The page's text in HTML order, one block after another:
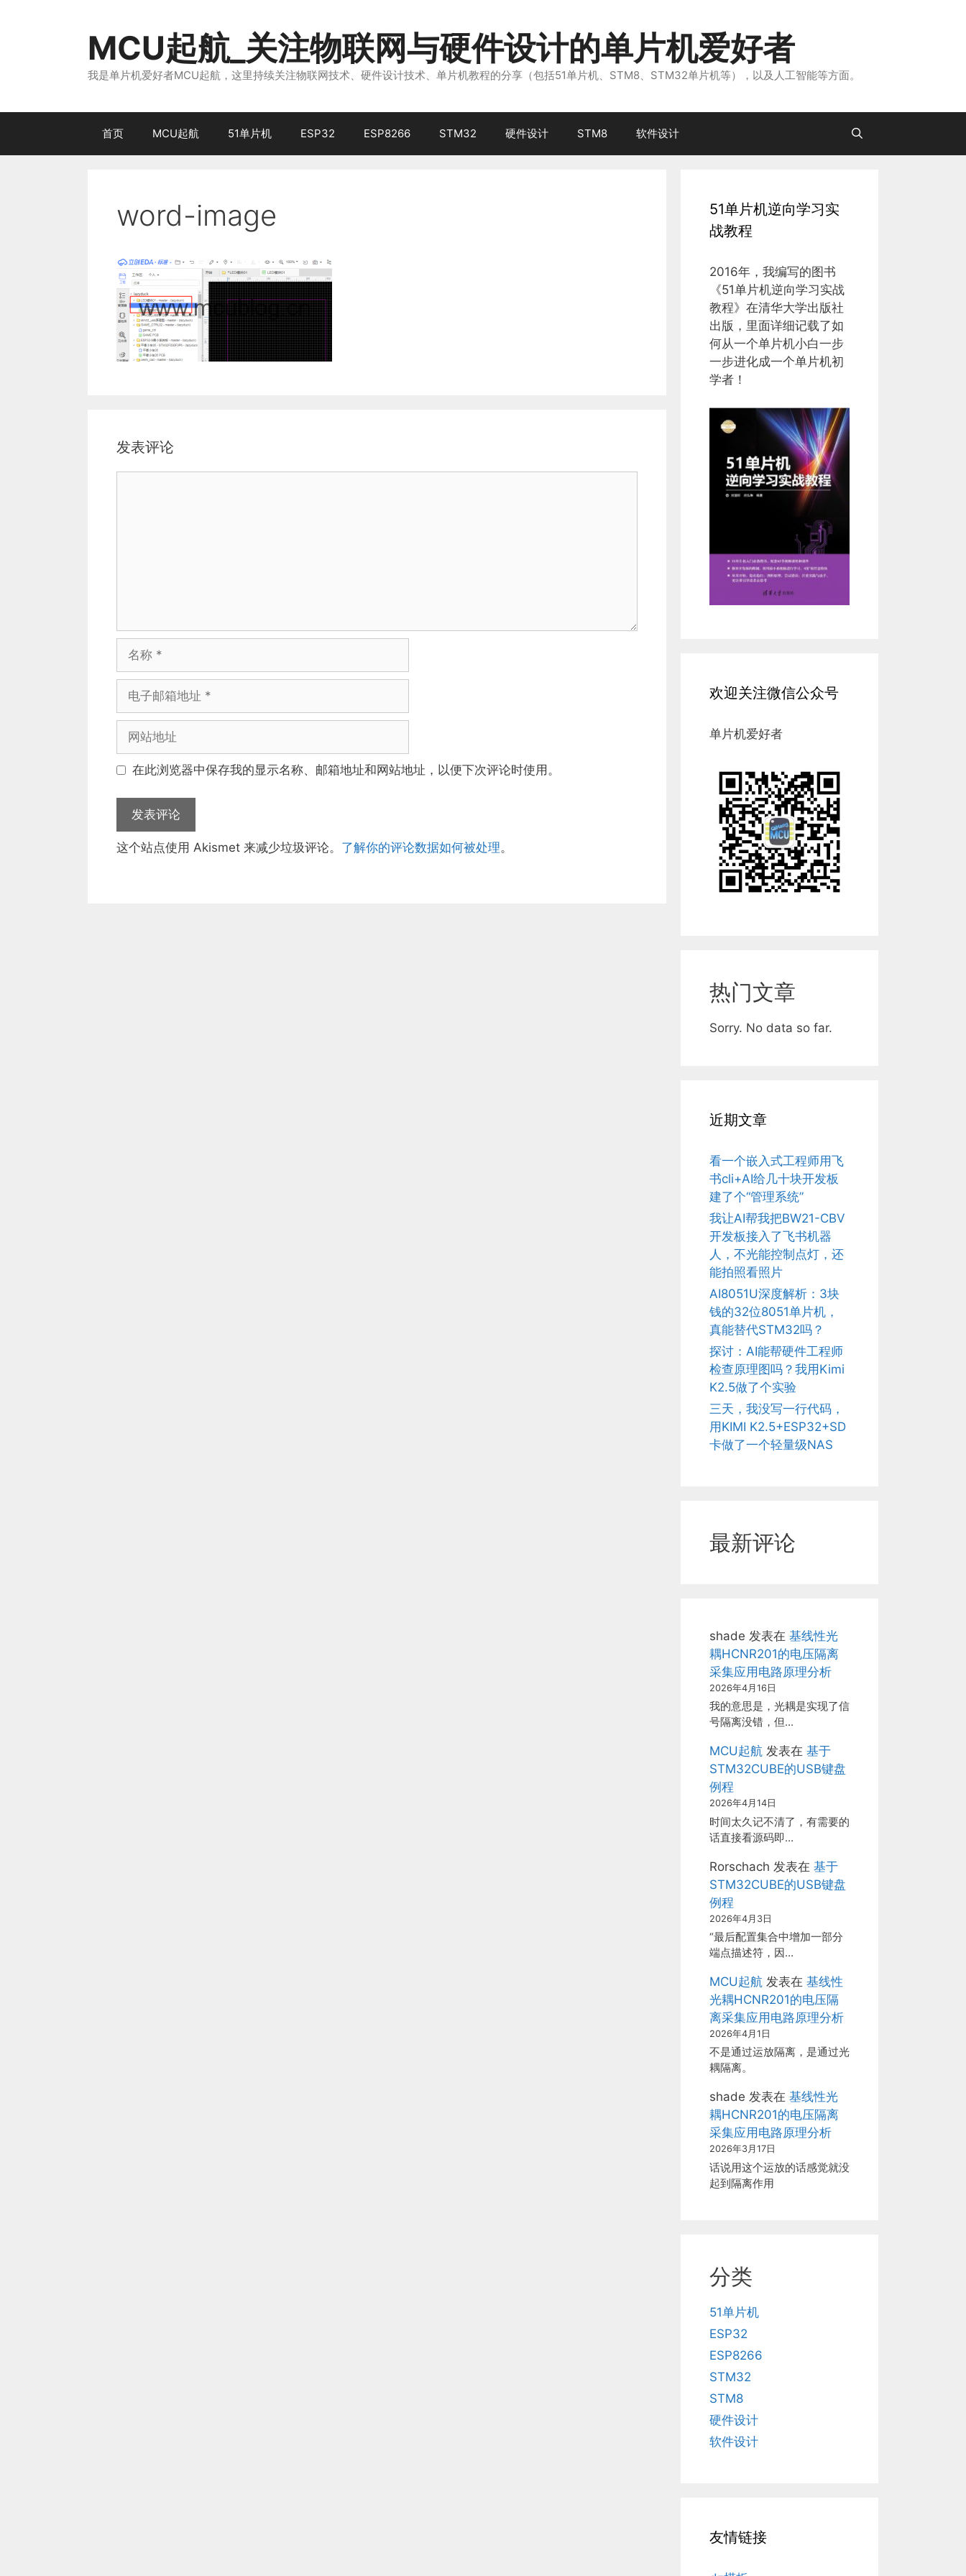
MCU起航_关注物联网与硬件设计的单片机爱好者
我是单片机爱好者MCU起航，这里持续关注物联网技术、硬件设计技术、单片机教程的分享（包括51单片机、STM8、STM32单片机等），以及人工智能等方面。
首页 MCU起航 51单片机 ESP32 ESP8266 STM32 硬件设计 STM8 软件设计
word-image
发表评论
邮
址
地 在此浏览器中保存我的显示名称、邮箱地址和网站地址，以便下次评论时使用。
这个站点使用 Akismet 来减少垃圾评论。 了解你的评论数据如何被处理。
51单片机逆向学习实
战教程
2016年，我编写的图书
《51单片机逆向学习实战
教程》在清华大学出版社
出版，里面详细记载了如
何从一个单片机小白一步
一步进化成一个单片机初
学者！
欢迎关注微信公众号
单片机爱好者
热门文章
Sorry. No data so far.
近期文章
看一个嵌入式工程师用飞
书cli+AI给几十块开发板
建了个“管理系统”
我让AI帮我把BW21-CBV
开发板接入了飞书机器
人，不光能控制点灯，还
能拍照看照片
AI8051U深度解析：3块
钱的32位8051单片机，
真能替代STM32吗？
探讨：AI能帮硬件工程师
检查原理图吗？我用Kimi
K2.5做了个实验
三天，我没写一行代码，
用KIMI K2.5+ESP32+SD
卡做了一个轻量级NAS
最新评论
shade 发表在 基线性光
耦HCNR201的电压隔离
采集应用电路原理分析
2026年4月16日
我的意思是，光耦是实现了信
号隔离没错，但…
MCU起航 发表在 基于
STM32CUBE的USB键盘
例程
2026年4月14日
时间太久记不清了，有需要的
话直接看源码即…
Rorschach 发表在 基于
STM32CUBE的USB键盘
例程
2026年4月3日
“最后配置集合中增加一部分
端点描述符，因…
MCU起航 发表在 基线性
光耦HCNR201的电压隔
离采集应用电路原理分析
2026年4月1日
不是通过运放隔离，是通过光
耦隔离。
shade 发表在 基线性光
耦HCNR201的电压隔离
采集应用电路原理分析
2026年3月17日
话说用这个运放的话感觉就没
起到隔离作用
分类
51单片机
ESP32
ESP8266
STM32
STM8
硬件设计
软件设计
友情链接